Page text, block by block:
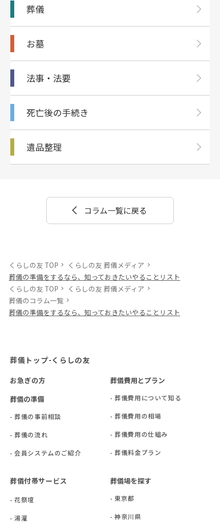
葬儀
お墓
法事・法要
死亡後の⼿続き
遺品整理
コラム一覧に戻る
くらしの友 TOP
くらしの友 葬儀メディア
葬儀の準備をするなら、知っておきたいやることリスト
くらしの友 TOP
くらしの友 葬儀メディア
葬儀のコラム一覧
葬儀の準備をするなら、知っておきたいやることリスト
葬儀トップ-くらしの友
お急ぎの方
葬儀の準備
- 葬儀の事前相談
- 葬儀の流れ
- 会員システムのご紹介
葬儀費用とプラン
- 葬儀費用について知る
- 葬儀費用の相場
- 葬儀費用の仕組み
- 葬儀料金プラン
葬儀付帯サービス
- 花祭壇
- 湯灌
葬儀場を探す
- 東京都
- 神奈川県